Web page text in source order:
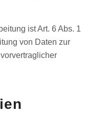
ist Art. 6 Abs. 1
von Daten zur